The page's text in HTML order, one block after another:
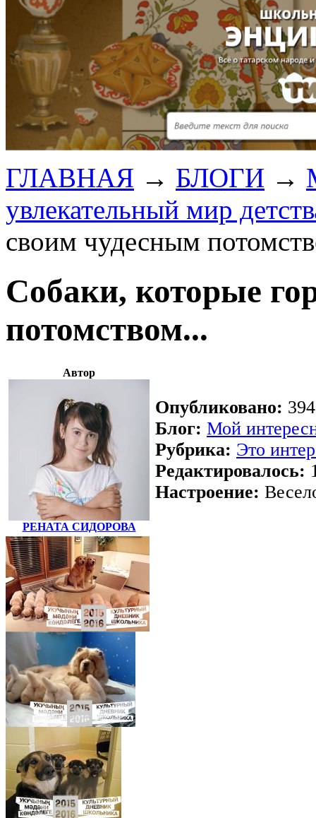
ГЛАВНАЯ → БЛОГИ →
увлекательный мир
своим чудесным
Собаки, которые
потомством...
Автор
РЕНАТА СИДОРОВА
Опубликовано:
Блог: Мой
Рубрика: Это
Редактировалось:
Настроение: